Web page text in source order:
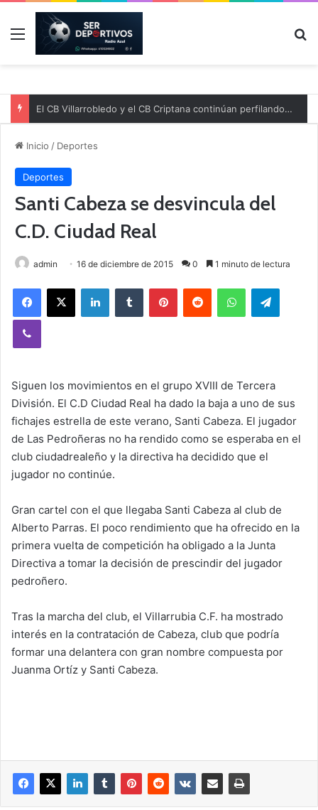
Menú
El CB Villarrobledo y el CB Criptana continúan perfilando sus plantillas
Inicio / Deportes
Deportes
Santi Cabeza se desvincula del
C.D. Ciudad Real
admin 16 de diciembre de 2015 0 1 minuto de lectura
Siguen los movimientos en el grupo XVIII de Tercera
División. El C.D Ciudad Real ha dado la baja a uno de sus
fichajes estrella de este verano, Santi Cabeza. El jugador
de Las Pedroñeras no ha rendido como se esperaba en el
club ciudadrealeño y la directiva ha decidido que el
jugador no continúe.
Gran cartel con el que llegaba Santi Cabeza al club de
Alberto Parras. El poco rendimiento que ha ofrecido en la
primera vuelta de competición ha obligado a la Junta
Directiva a tomar la decisión de prescindir del jugador
pedroñero.
Tras la marcha del club, el Villarrubia C.F. ha mostrado
interés en la contratación de Cabeza, club que podría
formar una delantera con gran nombre compuesta por
Juanma Ortíz y Santi Cabeza.